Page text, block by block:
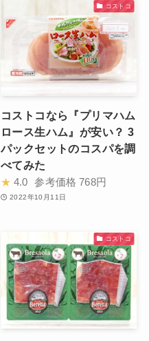
コストコ
コストコなら『プリマハム
ロース生ハム』が安い？ 3
パックセットのコスパを調
べてみた
★ 4.0 参考価格 768円
2022年10月11日
コストコ